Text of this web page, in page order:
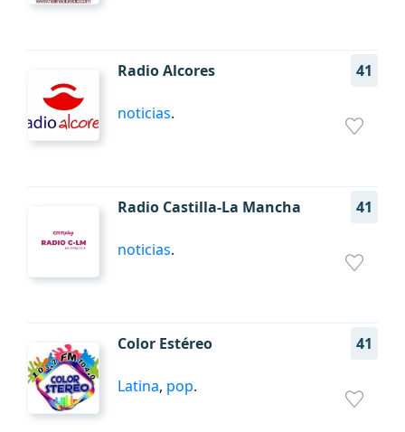
Radio Alcores 41
noticias.
Radio Castilla-La Mancha 41
noticias.
Color Estéreo 41
Latina, pop.